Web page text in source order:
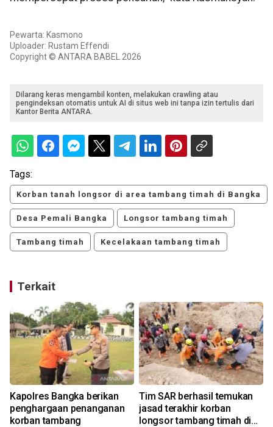
Pewarta: Kasmono
Uploader: Rustam Effendi
Copyright © ANTARA BABEL 2026
Dilarang keras mengambil konten, melakukan crawling atau
pengindeksan otomatis untuk AI di situs web ini tanpa izin tertulis dari
Kantor Berita ANTARA.
Tags:
Korban tanah longsor di area tambang timah di Bangka
Desa Pemali Bangka Longsor tambang timah
Tambang timah Kecelakaan tambang timah
Terkait
Kapolres Bangka berikan
penghargaan penanganan
korban tambang
Tim SAR berhasil temukan
jasad terakhir korban
longsor tambang timah di